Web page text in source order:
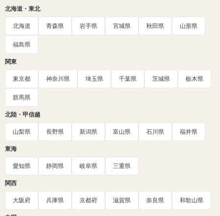
北海道・東北
北海道 青森県 岩手県 宮城県 秋田県 山形県
福島県
関東
東京都 神奈川県 埼玉県 千葉県 茨城県 栃木県
群馬県
北陸・甲信越
山梨県 長野県 新潟県 富山県 石川県 福井県
東海
愛知県 静岡県 岐阜県 三重県
関西
大阪府 兵庫県 京都府 滋賀県 奈良県 和歌山県